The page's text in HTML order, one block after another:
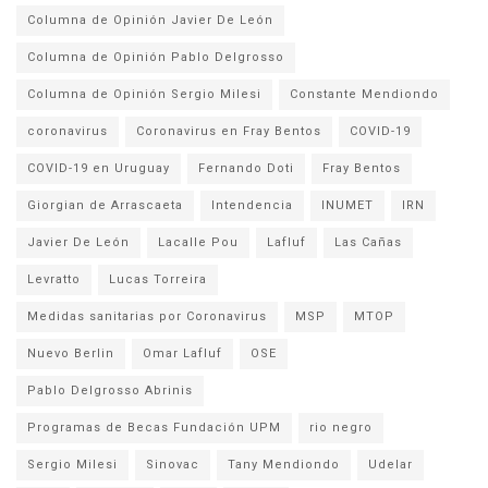
Columna de Opinión Javier De León
Columna de Opinión Pablo Delgrosso
Columna de Opinión Sergio Milesi Constante Mendiondo
coronavirus Coronavirus en Fray Bentos COVID-19
COVID-19 en Uruguay Fernando Doti Fray Bentos
Giorgian de Arrascaeta Intendencia INUMET IRN
Javier De León Lacalle Pou Lafluf Las Cañas
Levratto Lucas Torreira
Medidas sanitarias por Coronavirus MSP MTOP
Nuevo Berlin Omar Lafluf OSE
Pablo Delgrosso Abrinis
Programas de Becas Fundación UPM rio negro
Sergio Milesi Sinovac Tany Mendiondo Udelar